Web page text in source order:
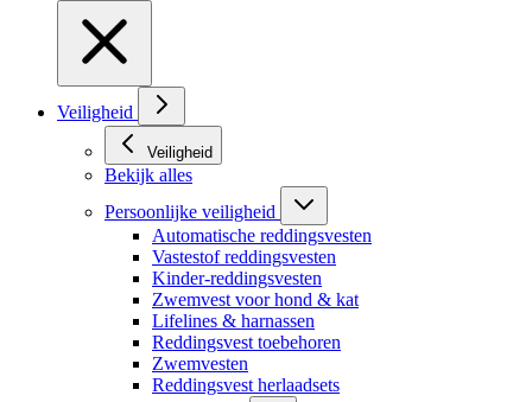
Veiligheid
Veiligheid
Bekijk alles
Persoonlijke veiligheid
Automatische reddingsvesten
Vastestof reddingsvesten
Kinder-reddingsvesten
Zwemvest voor hond & kat
Lifelines & harnassen
Reddingsvest toebehoren
Zwemvesten
Reddingsvest herlaadsets